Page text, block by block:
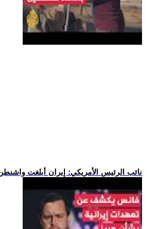
.. نائب الرئيس الأمريكي: إيران أبلغت